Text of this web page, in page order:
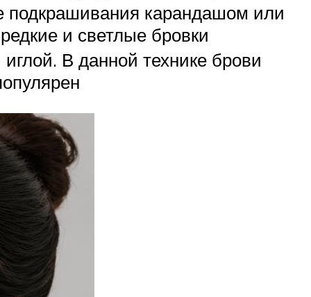
подкрашивания карандашом или
и светлые бровки
В данной технике брови